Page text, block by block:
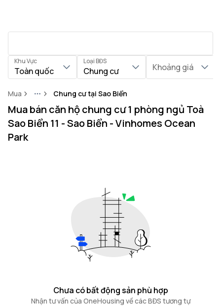
Khu Vực
Toàn quốc
Loại BĐS
Chung cư Khoảng giá
Mua MoreChung cư tại Sao Biển
Mua bán căn hộ chung cư 1 phòng ngủ Toà
Sao Biển 11 - Sao Biển - Vinhomes Ocean
Park
Chưa có bất động sản phù hợp
Nhận tư vấn của OneHousing về các BĐS tương tự